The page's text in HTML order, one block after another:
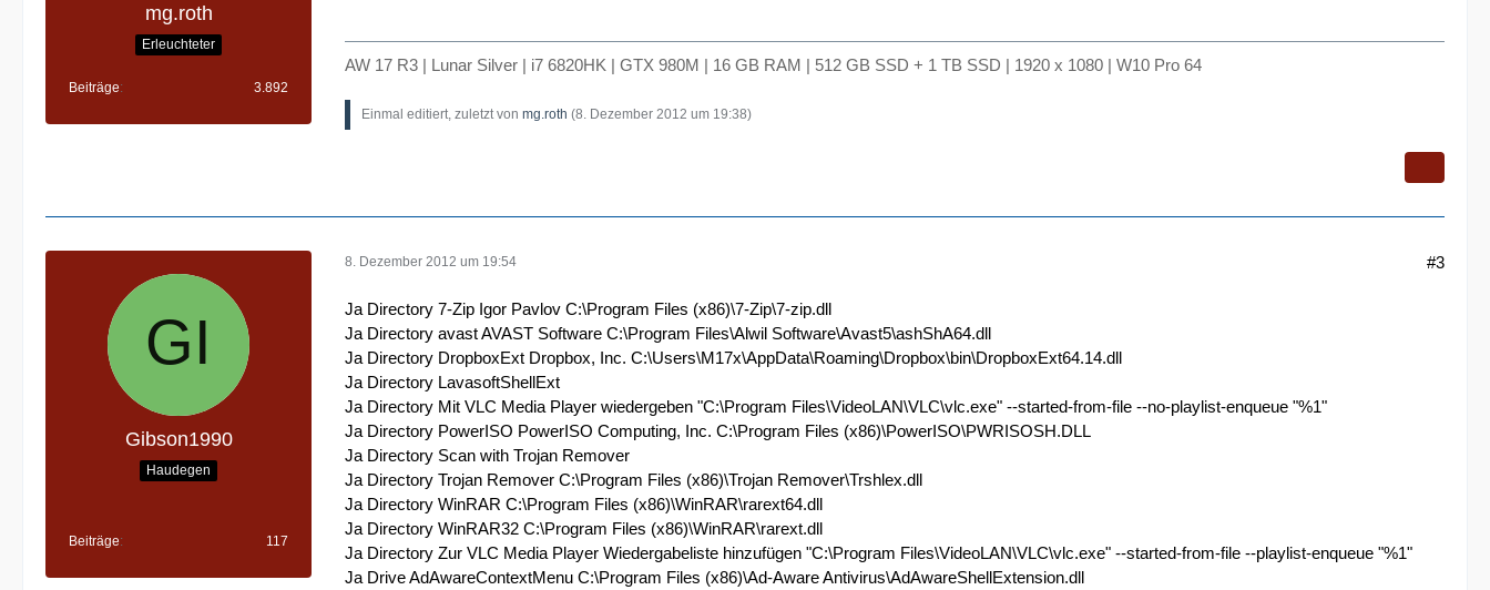
mg.roth
Erleuchteter
Beiträge 3.892
AW 17 R3 | Lunar Silver | i7 6820HK | GTX 980M | 16 GB RAM | 512 GB SSD + 1 TB SSD | 1920 x 1080 | W10 Pro 64
Einmal editiert, zuletzt von mg.roth (8. Dezember 2012 um 19:38)
Gibson1990
Haudegen
Beiträge 117
8. Dezember 2012 um 19:54 #3
Ja Directory 7-Zip Igor Pavlov C:\Program Files (x86)\7-Zip\7-zip.dll
Ja Directory avast AVAST Software C:\Program Files\Alwil Software\Avast5\ashShA64.dll
Ja Directory DropboxExt Dropbox, Inc. C:\Users\M17x\AppData\Roaming\Dropbox\bin\DropboxExt64.14.dll
Ja Directory LavasoftShellExt
Ja Directory Mit VLC Media Player wiedergeben "C:\Program Files\VideoLAN\VLC\vlc.exe" --started-from-file --no-playlist-enqueue "%1"
Ja Directory PowerISO PowerISO Computing, Inc. C:\Program Files (x86)\PowerISO\PWRISOSH.DLL
Ja Directory Scan with Trojan Remover
Ja Directory Trojan Remover C:\Program Files (x86)\Trojan Remover\Trshlex.dll
Ja Directory WinRAR C:\Program Files (x86)\WinRAR\rarext64.dll
Ja Directory WinRAR32 C:\Program Files (x86)\WinRAR\rarext.dll
Ja Directory Zur VLC Media Player Wiedergabeliste hinzufügen "C:\Program Files\VideoLAN\VLC\vlc.exe" --started-from-file --playlist-enqueue "%1"
Ja Drive AdAwareContextMenu C:\Program Files (x86)\Ad-Aware Antivirus\AdAwareShellExtension.dll